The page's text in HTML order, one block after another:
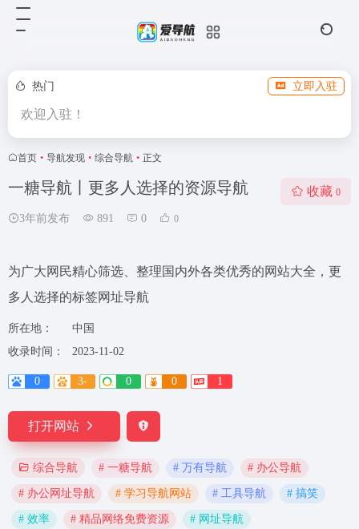
热门 立即入驻
欢迎入驻！
首页 • 导航发现 • 综合导航 • 正文
一糖导航丨更多人选择的资源导航
3年前发布 891 0 0
收藏 0
为广大网民精心筛选、整理国内外各类优秀的网站大全，更
多人选择的标签网址导航
所在地：
中国
收录时间：
2023-11-02
0 3- 0 0 1
打开网站
综合导航 # 一糖导航 # 万有导航 # 办公导航
# 办公网址导航 # 学习导航网站 # 工具导航 # 搞笑
# 效率 # 精品网络免费资源 # 网址导航